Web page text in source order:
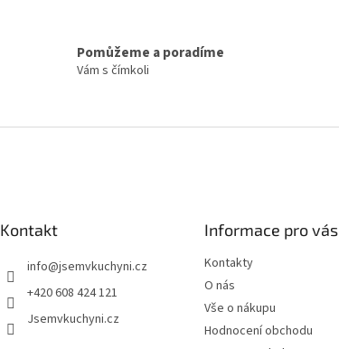
Pomůžeme a poradíme
Vám s čímkoli
Kontakt
info@jsemvkuchyni.cz
+420 608 424 121
Jsemvkuchyni.cz
Informace pro vás
Kontakty
O nás
Vše o nákupu
Hodnocení obchodu